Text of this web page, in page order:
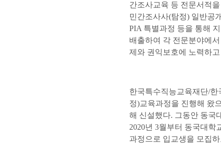
간조사교육 등 전문서적
민간조사사(탐정) 일반공
PIA 특별과정 등을 통해
배출하여 각 전문분야에
제와 권익보호에 노력하
한국특수직능교육재단/
정)교육과정을 진행해 왔
해 신설했다. 그동안 동국
2020년 3월부터 동국대학
과정으로 입교생을 모집